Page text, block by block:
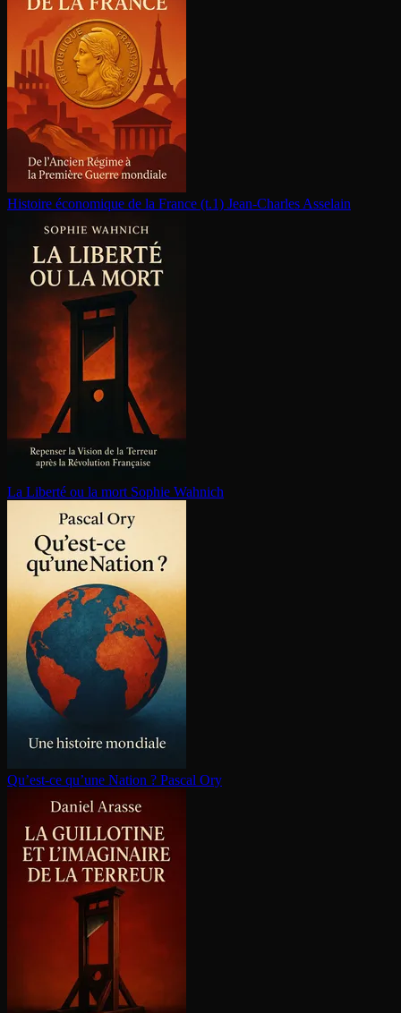
Histoire économique de la France (t.1) Jean-Charles Asselain
La Liberté ou la mort Sophie Wahnich
Qu’est-ce qu’une Nation ? Pascal Ory